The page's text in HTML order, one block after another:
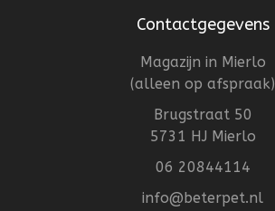
Contactgegevens
Magazijn in Mierlo
(alleen op afspraak)
Brugstraat 50
5731 HJ Mierlo
06 20844114
info@beterpet.nl